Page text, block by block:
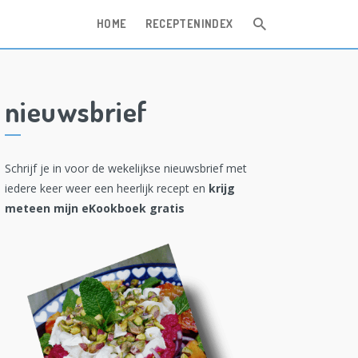
HOME RECEPTENINDEX
nieuwsbrief
Schrijf je in voor de wekelijkse nieuwsbrief met
iedere keer weer een heerlijk recept en krijg
meteen mijn eKookboek gratis